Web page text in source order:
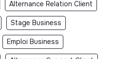
Alternance Relation Client
Stage Business
Emploi Business